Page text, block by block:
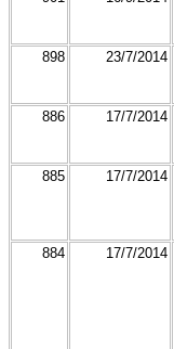
898 23/7/2014
886 17/7/2014
885 17/7/2014
884 17/7/2014